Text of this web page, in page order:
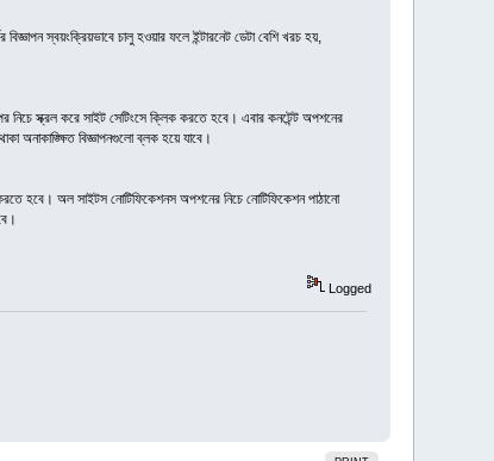
স্বয়ংক্রিয়ভাবে চালু হওয়ার ফলে ইন্টারনেট ডেটা বেশি খরচ হয়,
নিচে স্ক্রল করে সাইট সেটিংসে ক্লিক করতে হবে। এবার কনটেন্ট অপশনের
অনাকাঙ্ক্ষিত বিজ্ঞাপনগুলো ব্লক হয়ে যাবে।
হবে। অল সাইটস নোটিফিকেশনস অপশনের নিচে নোটিফিকেশন পাঠানো
Logged